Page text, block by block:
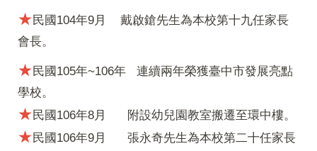
★民國104年9月 戴啟鎗先生為本校第十九任家長
會長。
★民國105年~106年 連續兩年榮獲臺中市發展亮點
學校。
★民國106年8月 附設幼兒園教室搬遷至環中樓。
★民國106年9月 張永奇先生為本校第二十任家長